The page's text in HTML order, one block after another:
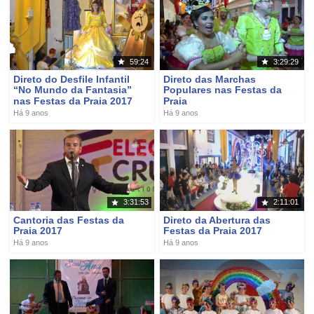
59:24
Direto do Desfile Infantil
“No Mundo da Fantasia”
nas Festas da Praia 2017
Há 9 anos
3:29:29
Direto das Marchas
Populares nas Festas da
Praia
Há 9 anos
3:31:53
Cantoria das Festas da
Praia 2017
Há 9 anos
2:11:01
Direto da Abertura das
Festas da Praia 2017
Há 9 anos